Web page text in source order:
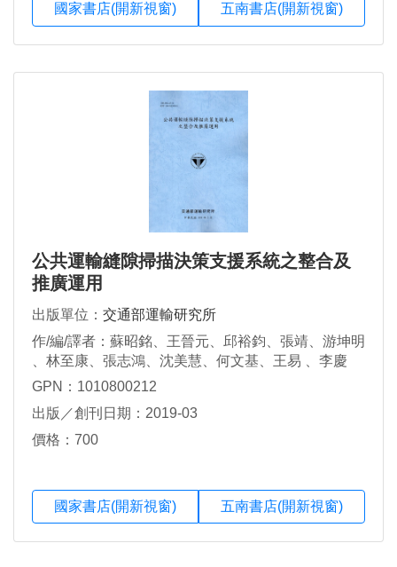
國家書店(開新視窗) 五南書店(開新視窗)
公共運輸縫隙掃描決策支援系統之整合及
推廣運用
出版單位： 交通部運輸研究所
作/編/譯者：蘇昭銘、王晉元、邱裕鈞、張靖、游坤明
、林至康、張志鴻、沈美慧、何文基、王易 、李慶
霖、張朝能、蔡欽同
GPN：1010800212
出版／創刊日期：2019-03
價格：700
國家書店(開新視窗) 五南書店(開新視窗)